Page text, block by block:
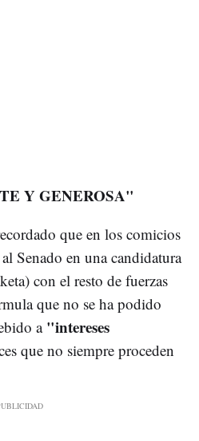
Y GENEROSA"
que en los comicios
Senado en una candidatura
con el resto de fuerzas
que no se ha podido
a"intereses
que no siempre proceden